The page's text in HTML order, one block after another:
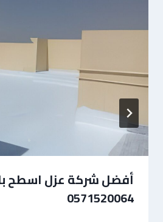
أفضل شركة عزل اسطح
0571520064